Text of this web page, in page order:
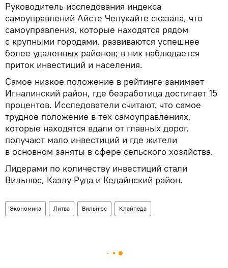
Руководитель исследования индекса
самоуправлений Айсте Чепукайте сказала, что
самоуправления, которые находятся рядом
с крупными городами, развиваются успешнее
более удаленных районов; в них наблюдается
приток инвестиций и населения.
Самое низкое положение в рейтинге занимает
Игналинский район, где безработица достигает 15
процентов. Исследователи считают, что самое
трудное положение в тех самоуправлениях,
которые находятся вдали от главных дорог,
получают мало инвестиций и где жители
в основном заняты в сфере сельского хозяйства.
Лидерами по количеству инвестиций стали
Вильнюс, Казлу Руда и Кедайнский район.
Экономика Литва Вильнюс Клайпеда